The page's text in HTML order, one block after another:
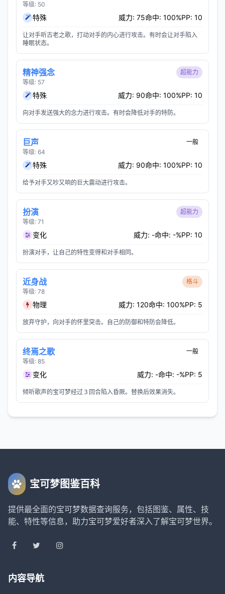
等级: 50
特殊 威力: 75命中: 100%PP: 10
让对手听古老之歌，打动对手的内心进行攻击。有时会让对手陷入
睡眠状态。
精神强念
等级: 57
超能力
特殊 威力: 90命中: 100%PP: 10
向对手发送强大的念力进行攻击。有时会降低对手的特防。
巨声
等级: 64
一般
特殊 威力: 90命中: 100%PP: 10
给予对手又吵又响的巨大震动进行攻击。
扮演
等级: 71
超能力
变化 威力: -命中: -%PP: 10
扮演对手，让自己的特性变得和对手相同。
近身战
等级: 78
格斗
物理 威力: 120命中: 100%PP: 5
放弃守护，向对手的怀里突击。自己的防御和特防会降低。
终焉之歌
等级: 85
一般
变化 威力: -命中: -%PP: 5
倾听歌声的宝可梦经过３回合陷入昏厥。替换后效果消失。
宝可梦图鉴百科
提供最全面的宝可梦数据查询服务，包括图鉴、属性、技
能、特性等信息，助力宝可梦爱好者深入了解宝可梦世界。
内容导航